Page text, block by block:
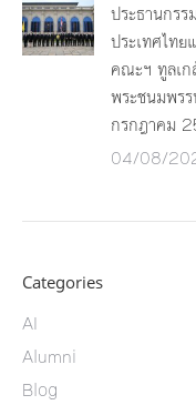
ประธานกรร
ประเทศไท
คณะฯ ทูลเก
พระชนมพร
กรกฎาคม
04/08/
Categories
AI
Alumni
Blog